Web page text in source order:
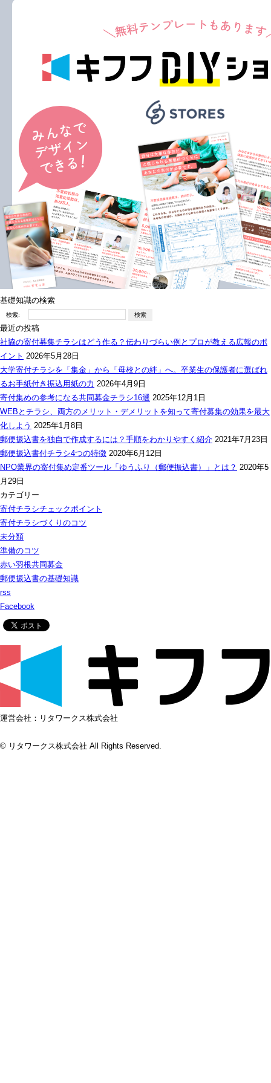
基礎知識の検索
検索:
最近の投稿
社協の寄付募集チラシはどう作る？伝わりづらい例とプロが教える広報のポ
イント 2026年5月28日
大学寄付チラシを「集金」から「母校との絆」へ。卒業生の保護者に選ばれ
るお手紙付き振込用紙の力 2026年4月9日
寄付集めの参考になる共同募金チラシ16選 2025年12月1日
WEBとチラシ、両方のメリット・デメリットを知って寄付募集の効果を最大
化しよう 2025年1月8日
郵便振込書を独自で作成するには？手順をわかりやすく紹介 2021年7月23日
郵便振込書付チラシ4つの特徴 2020年6月12日
NPO業界の寄付集め定番ツール「ゆうふり（郵便振込書）」とは？ 2020年5
月29日
カテゴリー
寄付チラシチェックポイント
寄付チラシづくりのコツ
未分類
準備のコツ
赤い羽根共同募金
郵便振込書の基礎知識
rss
Facebook
運営会社：リタワークス株式会社
© リタワークス株式会社 All Rights Reserved.